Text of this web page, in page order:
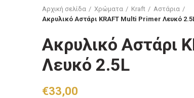
Αρχική σελίδα Χρώματα Kraft
Αστάρια
Ακρυλικό Αστάρι KRAFT Multi Primer Λευκό
Ακρυλικό Αστάρι
Λευκό 2.5L
€33,00